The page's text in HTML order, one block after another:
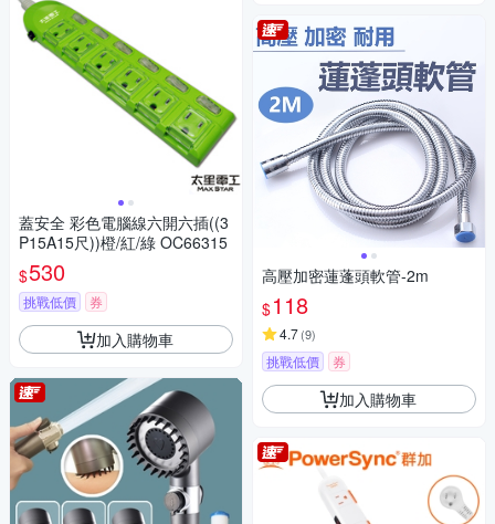
蓋安全 彩色電腦線六開六插((3
P15A15尺))橙/紅/綠 OC66315
$530
挑戰低價 券
加入購物車
高壓加密蓮蓬頭軟管-2m
$118
4.7(9)
挑戰低價 券
加入購物車